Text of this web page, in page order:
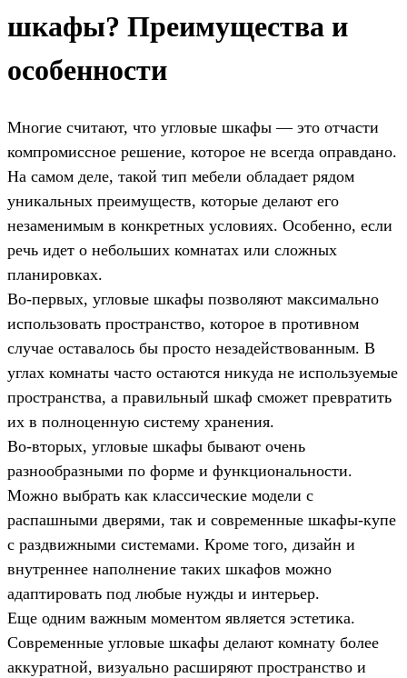
шкафы? Преимущества и
особенности
Многие считают, что угловые шкафы — это отчасти
компромиссное решение, которое не всегда оправдано.
На самом деле, такой тип мебели обладает рядом
уникальных преимуществ, которые делают его
незаменимым в конкретных условиях. Особенно, если
речь идет о небольших комнатах или сложных
планировках.
Во-первых, угловые шкафы позволяют максимально
использовать пространство, которое в противном
случае оставалось бы просто незадействованным. В
углах комнаты часто остаются никуда не используемые
пространства, а правильный шкаф сможет превратить
их в полноценную систему хранения.
Во-вторых, угловые шкафы бывают очень
разнообразными по форме и функциональности.
Можно выбрать как классические модели с
распашными дверями, так и современные шкафы-купе
с раздвижными системами. Кроме того, дизайн и
внутреннее наполнение таких шкафов можно
адаптировать под любые нужды и интерьер.
Еще одним важным моментом является эстетика.
Современные угловые шкафы делают комнату более
аккуратной, визуально расширяют пространство и